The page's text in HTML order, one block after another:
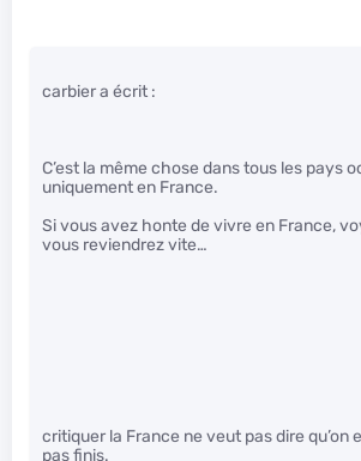
carbier a écrit :
C’est la même chose dans tous les pays
uniquement en France.
Si vous avez honte de vivre en France,
vous reviendrez vite…
critiquer la France ne veut pas dire qu’on
pas finis.